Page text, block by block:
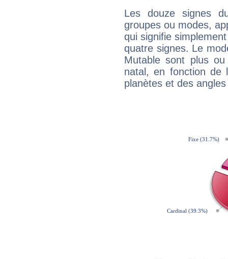
Les douze signes
groupes ou modes,
qui signifie
quatre signes. Le
Mutable sont plus
natal, en fonction de
planètes et des